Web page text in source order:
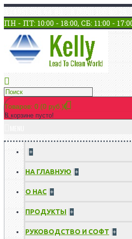
ПН - ПТ: 10:00 - 18:00, СБ: 11:00 -
Товаров: 0 (0 руб.)
В корзине пусто!
+
НА ГЛАВНУЮ +
О НАС +
ПРОДУКТЫ +
РУКОВОДСТВО И СОФТ +